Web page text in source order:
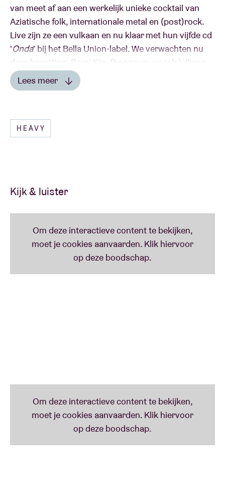
van meet af aan een werkelijk unieke cocktail van
Aziatische folk, internationale metal en (post)rock.
Live zijn ze een vulkaan en nu klaar met hun vijfde cd
'Onda' bij het Bella Union-label. We verwachten nu
deze bezetting: Bomi Kim (haegeum, vocals), Ilwoo
Lee (guitar, piri), EunYong Sim (geomungo, vocals),
Byeongkoo Yu (bass) en Jae Hyuk Choi (drums).
Lees meer
The Guardian: 'thrilling, unexpected and perfectly
FUN FACT
Jambinai mocht ook al eens in PyeongChang de
Olympische Winterspelen magistraal afsluiten.
Vierde keer al, Jambinaiaiaiai!
HEAVY
Kijk & luister